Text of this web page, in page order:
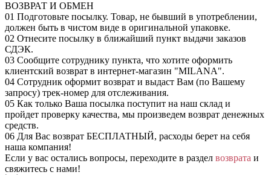
ВОЗВРАТ И ОБМЕН
01 Подготовьте посылку. Товар, не бывший в употреблении,
должен быть в чистом виде в оригинальной упаковке.
02 Отнесите посылку в ближайший пункт выдачи заказов
СДЭК.
03 Сообщите сотруднику пункта, что хотите оформить
клиентский возврат в интернет-магазин "MILANA".
04 Сотрудник оформит возврат и выдаст Вам (по Вашему
запросу) трек-номер для отслеживания.
05 Как только Ваша посылка поступит на наш склад и
пройдет проверку качества, мы произведем возврат денежных
средств.
06 Для Вас возврат БЕСПЛАТНЫЙ, расходы берет на себя
наша компания!
Если у вас остались вопросы, переходите в раздел возврата и
свяжитесь с нами!